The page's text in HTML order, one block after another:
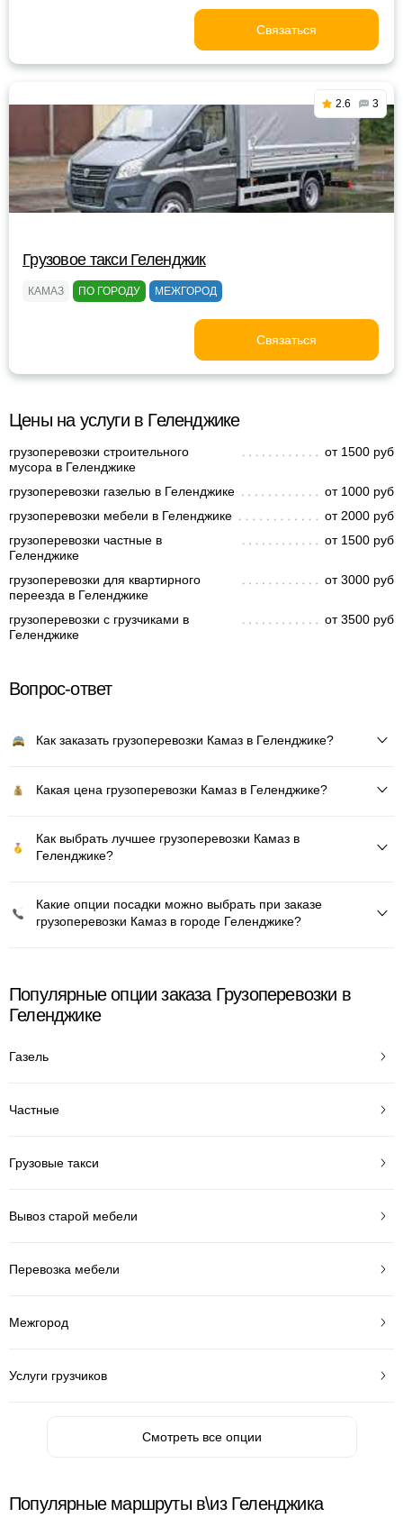
Связаться
2.6 3
Грузовое такси Геленджик
КАМАЗ ПО ГОРОДУ МЕЖГОРОД
Связаться
Цены на услуги в Геленджике
грузоперевозки строительного
мусора в Геленджике
от 1500 руб
грузоперевозки газелью в Геленджике
от 1000 руб
грузоперевозки мебели в Геленджике
от 2000 руб
грузоперевозки частные в
Геленджике
от 1500 руб
грузоперевозки для квартирного
переезда в Геленджике
от 3000 руб
грузоперевозки с грузчиками в
Геленджике
от 3500 руб
Вопрос-ответ
Как заказать грузоперевозки Камаз в Геленджике?
Какая цена грузоперевозки Камаз в Геленджике?
Как выбрать лучшее грузоперевозки Камаз в
Геленджике?
Какие опции посадки можно выбрать при заказе
грузоперевозки Камаз в городе Геленджике?
Популярные опции заказа Грузоперевозки в
Геленджике
Газель
Частные
Грузовые такси
Вывоз старой мебели
Перевозка мебели
Межгород
Услуги грузчиков
Смотреть все опции
Популярные маршруты в\из Геленджика